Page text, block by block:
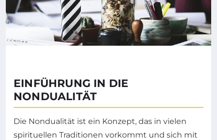
EINFÜHRUNG IN DIE
NONDUALITÄT
Die Nondualität ist ein Konzept, das in vielen
spirituellen Traditionen vorkommt und sich mit